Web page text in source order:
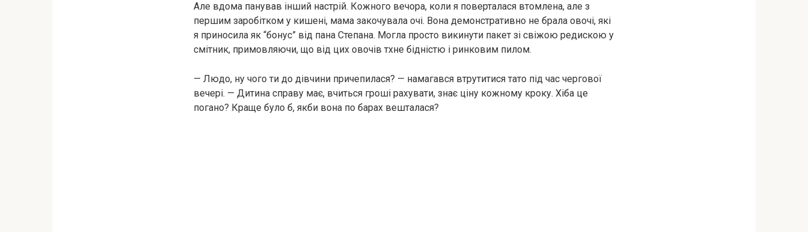
Але вдома панував інший настрій. Кожного вечора, коли я поверталася втомлена, але з
першим заробітком у кишені, мама закочувала очі. Вона демонстративно не брала овочі, які
я приносила як “бонус” від пана Степана. Могла просто викинути пакет зі свіжою редискою у
смітник, примовляючи, що від цих овочів тхне бідністю і ринковим пилом.
— Людо, ну чого ти до дівчини причепилася? — намагався втрутитися тато під час чергової
вечері. — Дитина справу має, вчиться гроші рахувати, знає ціну кожному кроку. Хіба це
погано? Краще було б, якби вона по барах вешталася?